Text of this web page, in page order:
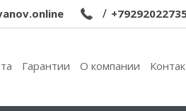
/
Гарантии О компании